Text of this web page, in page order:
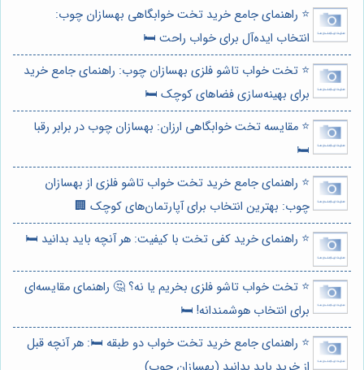
⭐️ راهنمای جامع خرید تخت خوابگاهی بهسازان چوب:
انتخاب ایده‌آل برای خواب راحت 🛏️
⭐️ تخت خواب تاشو فلزی بهسازان چوب: راهنمای جامع خرید
برای بهینه‌سازی فضاهای کوچک 🛏️
⭐️ مقایسه تخت خوابگاهی ارزان: بهسازان چوب در برابر رقبا
🛏️
⭐️ راهنمای جامع خرید تخت خواب تاشو فلزی از بهسازان
چوب: بهترین انتخاب برای آپارتمان‌های کوچک 🏢
⭐️ راهنمای خرید کفی تخت با کیفیت: هر آنچه باید بدانید 🛏️
⭐️ تخت خواب تاشو فلزی بخریم یا نه؟ 🤔 راهنمای مقایسه‌ای
برای انتخاب هوشمندانه! 🛏️
⭐️ راهنمای جامع خرید تخت خواب دو طبقه 🛏️: هر آنچه قبل